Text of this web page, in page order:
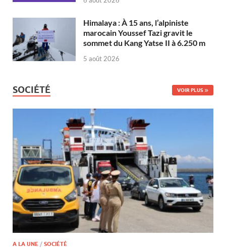
Himalaya : À 15 ans, l’alpiniste
marocain Youssef Tazi gravit le
sommet du Kang Yatse II à 6.250 m
5 août 2026
SOCIÉTÉ VOIR PLUS
A LA UNE / SOCIÉTÉ